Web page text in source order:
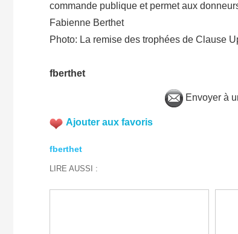
commande publique et permet aux
Fabienne Berthet
Photo: La remise des trophées de Clause
fberthet
Envoyer à
Ajouter aux favoris
fberthet
LIRE AUSSI :